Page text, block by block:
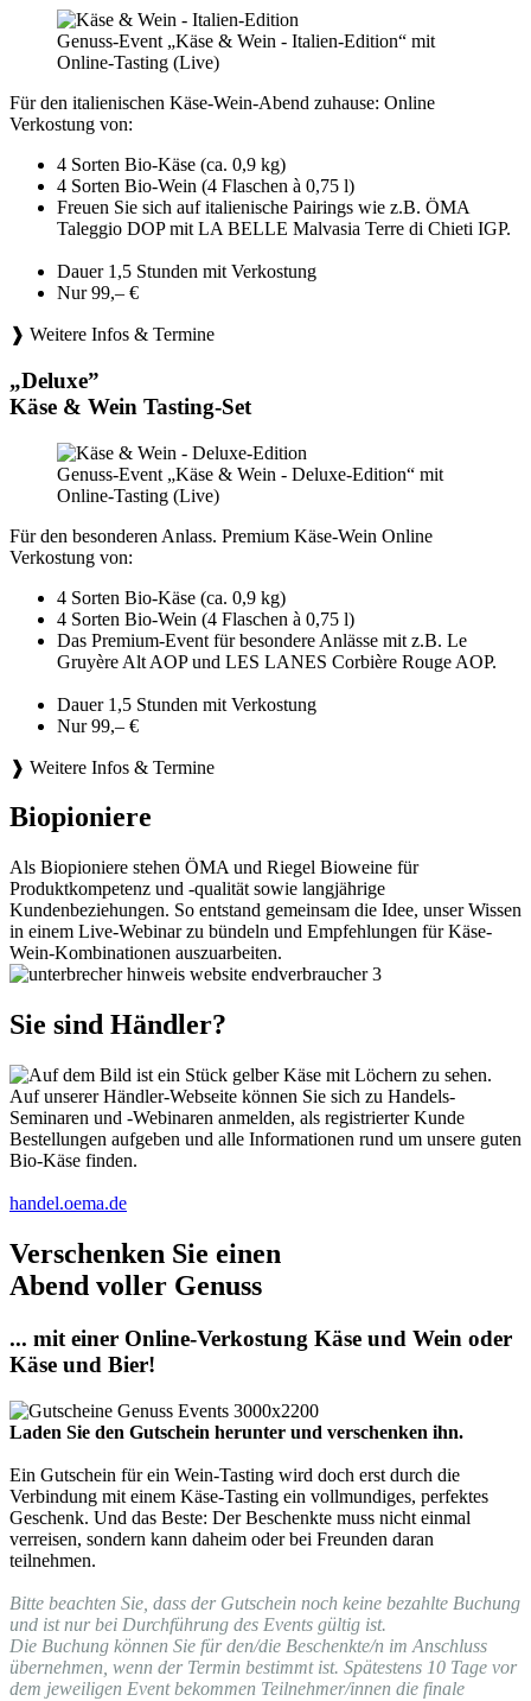
Genuss-Event „Käse & Wein - Italien-Edition“ mit
Online-Tasting (Live)
Für den italienischen Käse-Wein-Abend zuhause: Online
Verkostung von:
4 Sorten Bio-Käse (ca. 0,9 kg)
4 Sorten Bio-Wein (4 Flaschen à 0,75 l)
Freuen Sie sich auf italienische Pairings wie z.B. ÖMA
Taleggio DOP mit LA BELLE Malvasia Terre di Chieti IGP.
Dauer 1,5 Stunden mit Verkostung
Nur 99,– €
❱ Weitere Infos & Termine
„Deluxe”
Käse & Wein Tasting-Set
Genuss-Event „Käse & Wein - Deluxe-Edition“ mit
Online-Tasting (Live)
Für den besonderen Anlass. Premium Käse-Wein Online
Verkostung von:
4 Sorten Bio-Käse (ca. 0,9 kg)
4 Sorten Bio-Wein (4 Flaschen à 0,75 l)
Das Premium-Event für besondere Anlässe mit z.B. Le
Gruyère Alt AOP und LES LANES Corbière Rouge AOP.
Dauer 1,5 Stunden mit Verkostung
Nur 99,– €
❱ Weitere Infos & Termine
Biopioniere
Als Biopioniere stehen ÖMA und Riegel Bioweine für
Produktkompetenz und -qualität sowie langjährige
Kundenbeziehungen. So entstand gemeinsam die Idee, unser Wissen
in einem Live-Webinar zu bündeln und Empfehlungen für Käse-
Wein-Kombinationen auszuarbeiten.
Sie sind Händler?
Auf unserer Händler-Webseite können Sie sich zu Handels-
Seminaren und -Webinaren anmelden, als registrierter Kunde
Bestellungen aufgeben und alle Informationen rund um unsere guten
Bio-Käse finden.
handel.oema.de
Verschenken Sie einen
Abend voller Genuss
... mit einer Online-Verkostung Käse und Wein oder
Käse und Bier!
Laden Sie den Gutschein herunter und verschenken ihn.
Ein Gutschein für ein Wein-Tasting wird doch erst durch die
Verbindung mit einem Käse-Tasting ein vollmundiges, perfektes
Geschenk. Und das Beste: Der Beschenkte muss nicht einmal
verreisen, sondern kann daheim oder bei Freunden daran
teilnehmen.
Bitte beachten Sie, dass der Gutschein noch keine bezahlte Buchung
und ist nur bei Durchführung des Events gültig ist.
Die Buchung können Sie für den/die Beschenkte/n im Anschluss
übernehmen, wenn der Termin bestimmt ist. Spätestens 10 Tage vor
dem jeweiligen Event bekommen Teilnehmer/innen die finale